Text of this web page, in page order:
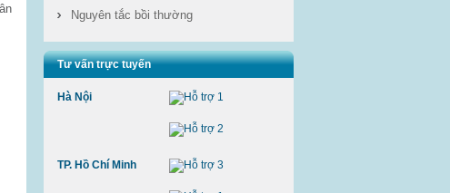
Nguyên tắc bồi thường
Tư vấn trực tuyến
Hà Nội
TP. Hồ Chí Minh